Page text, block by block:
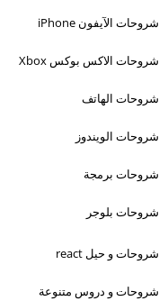
شروحات الآيفون iPhone
شروحات الاكس بوكس Xbox
شروحات الهاتف
شروحات الويندوز
شروحات برمجة
شروحات بلوجر
شروحات و حيل react
شروحات و دروس متنوعة